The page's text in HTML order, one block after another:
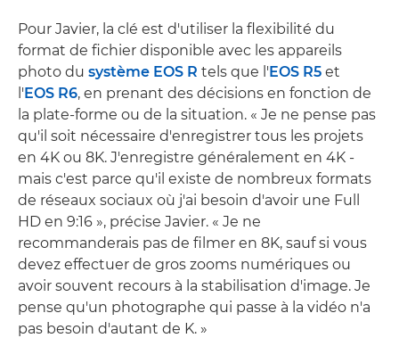
Pour Javier, la clé est d'utiliser la flexibilité du
format de fichier disponible avec les appareils
photo du système EOS R tels que l'EOS R5 et
l'EOS R6, en prenant des décisions en fonction de
la plate-forme ou de la situation. « Je ne pense pas
qu'il soit nécessaire d'enregistrer tous les projets
en 4K ou 8K. J'enregistre généralement en 4K -
mais c'est parce qu'il existe de nombreux formats
de réseaux sociaux où j'ai besoin d'avoir une Full
HD en 9:16 », précise Javier. « Je ne
recommanderais pas de filmer en 8K, sauf si vous
devez effectuer de gros zooms numériques ou
avoir souvent recours à la stabilisation d'image. Je
pense qu'un photographe qui passe à la vidéo n'a
pas besoin d'autant de K. »